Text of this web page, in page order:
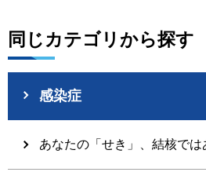
同じカテゴリから探す
感染症
あなたの「せき」、結核で